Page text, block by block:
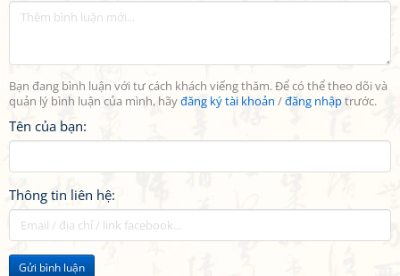
Bạn đang bình luận với tư cách khách viếng thăm. Để có thể theo dõi và
quản lý bình luận của mình, hãyđăng ký tài khoản /đăng nhậptrước.
Tên của bạn:
Thông tin liên hệ:
Gửi bình luận